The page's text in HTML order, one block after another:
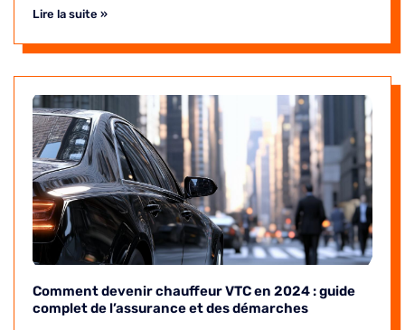
Lire la suite »
Comment devenir chauffeur VTC en 2024 : guide
complet de l’assurance et des démarches